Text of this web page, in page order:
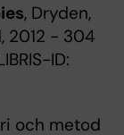
, Dryden,
2012 - 304
ID:
och metod